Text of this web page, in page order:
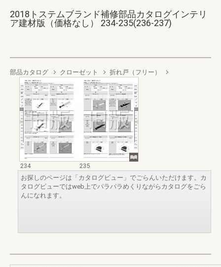
2018トステムブランド補修部品カタログインテリ
ア建材版（価格なし） 234-235(236-237)
部品カタログ クローゼット 折れ戸（フリー）
234
235
お探しのページは「カタログビュー」でごらんいただけます。カ
タログビューではweb上でパラパラめくりながらカタログをごら
んになれます。